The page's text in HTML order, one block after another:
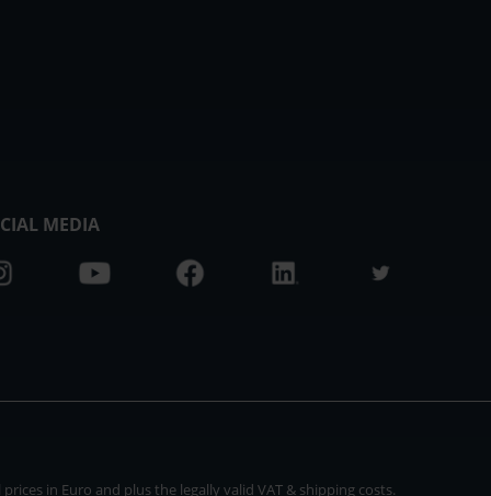
MEDIA
in Euro and plus the legally valid VAT & shipping costs.